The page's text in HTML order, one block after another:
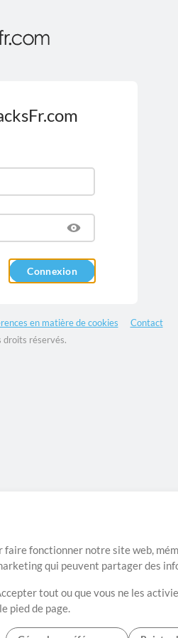
fonctionner notre site web,
qui peuvent partager des
tout ou que vous ne les
pied de page.
Connexion
en matière de cookies
Contact
réservés.